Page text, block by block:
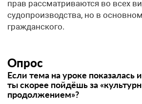
прав рассматриваются во всех
судопроизводства, но в
гражданского.
Опрос
Если тема на уроке показалась
ты скорее пойдёшь за
продолжением»?